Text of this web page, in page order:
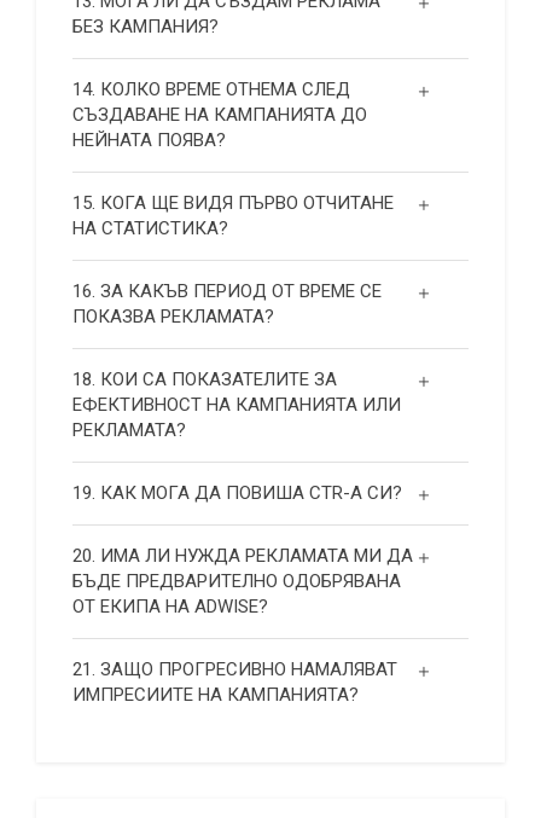
БЕЗ КАМПАНИЯ?
14. КОЛКО ВРЕМЕ ОТНЕМА СЛЕД
СЪЗДАВАНЕ НА КАМПАНИЯТА ДО
НЕЙНАТА ПОЯВА?
15. КОГА ЩЕ ВИДЯ ПЪРВО ОТЧИТАНЕ
НА СТАТИСТИКА?
16. ЗА КАКЪВ ПЕРИОД ОТ ВРЕМЕ СЕ
ПОКАЗВА РЕКЛАМАТА?
18. КОИ СА ПОКАЗАТЕЛИТЕ ЗА
ЕФЕКТИВНОСТ НА КАМПАНИЯТА ИЛИ
РЕКЛАМАТА?
19. КАК МОГА ДА ПОВИША СТR-А СИ?
20. ИМА ЛИ НУЖДА РЕКЛАМАТА МИ ДА
БЪДЕ ПРЕДВАРИТЕЛНО ОДОБРЯВАНА
ОТ ЕКИПА НА ADWISE?
21. ЗАЩО ПРОГРЕСИВНО НАМАЛЯВАТ
ИМПРЕСИИТЕ НА КАМПАНИЯТА?